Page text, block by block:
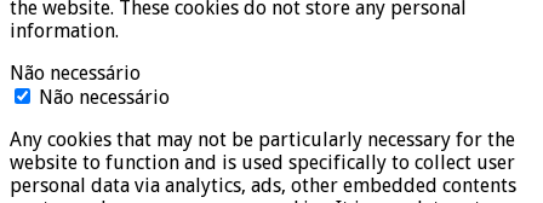
the website. These cookies do not store any personal
information.
Não necessário
Não necessário
Any cookies that may not be particularly necessary for the
website to function and is used specifically to collect user
personal data via analytics, ads, other embedded contents